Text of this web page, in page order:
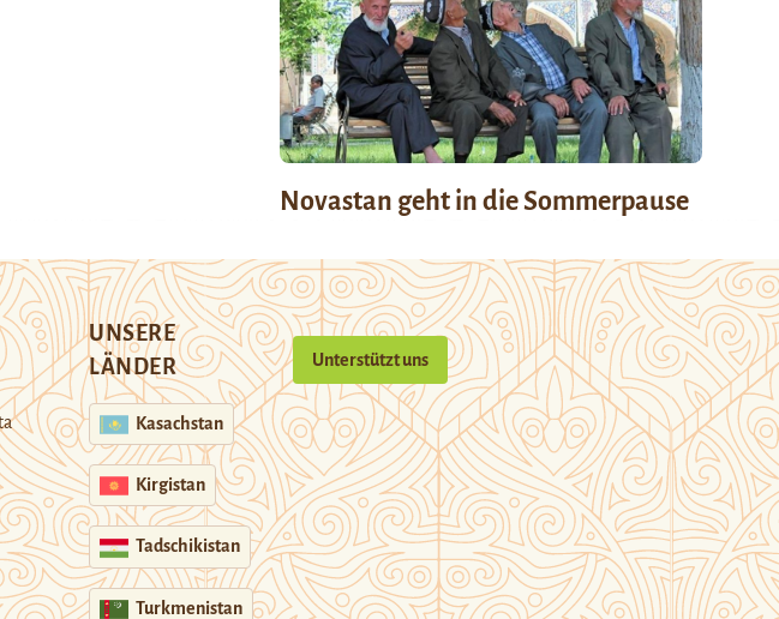
Novastan geht in die Sommerpause
UNSERE
LÄNDER
Kasachstan
Kirgistan
Tadschikistan
Turkmenistan
Unterstützt uns